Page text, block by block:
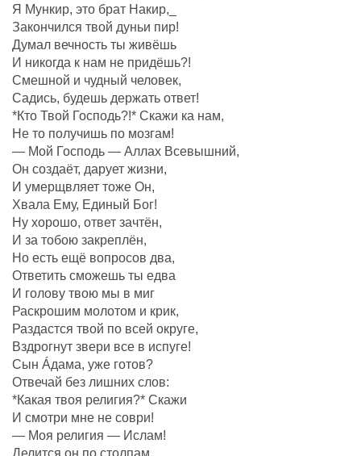
Я Мункир, это брат Накир,_
Закончился твой дуньи пир!
Думал вечность ты живёшь
И никогда к нам не придёшь?!
Смешной и чудный человек,
Садись, будешь держать ответ!
*Кто Твой Господь?!* Скажи ка нам,
Не то получишь по мозгам!
— Мой Господь — Аллах Всевышний,
Он создаëт, дарует жизни,
И умерщвляет тоже Он,
Хвала Ему, Единый Бог!
Ну хорошо, ответ зачтëн,
И за тобою закреплëн,
Но есть ещё вопросов два,
Ответить сможешь ты едва
И голову твою мы в миг
Раскрошим молотом и крик,
Раздастся твой по всей округе,
Вздрогнут звери все в испуге!
Сын Áдама, уже готов?
Отвечай без лишних слов:
*Какая твоя религия?* Скажи
И смотри мне не соври!
— Моя религия — Ислам!